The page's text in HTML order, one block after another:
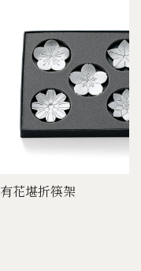
有花堪折筷架